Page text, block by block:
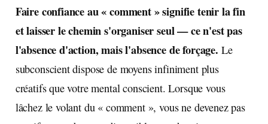
Faire confiance au « comment » signifie tenir la fin
et laisser le chemin s'organiser seul — ce n'est pas
l'absence d'action, mais l'absence de forçage. Le
subconscient dispose de moyens infiniment plus
créatifs que votre mental conscient. Lorsque vous
lâchez le volant du « comment », vous ne devenez pas